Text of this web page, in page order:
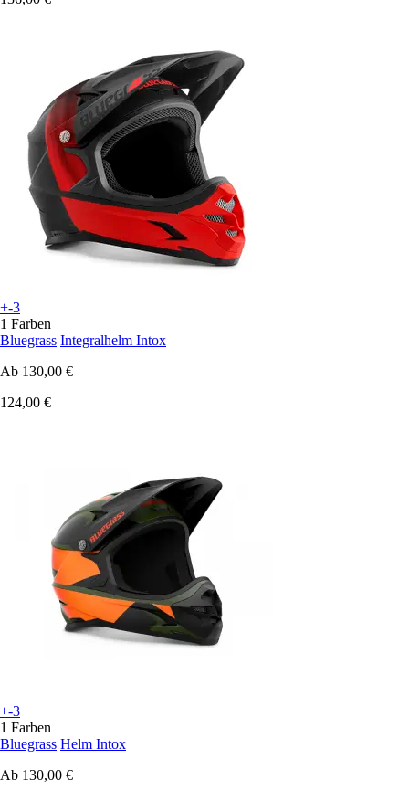
+-3
1 Farben
Bluegrass Integralhelm Intox
Ab 130,00 €
124,00 €
+-3
1 Farben
Bluegrass Helm Intox
Ab 130,00 €